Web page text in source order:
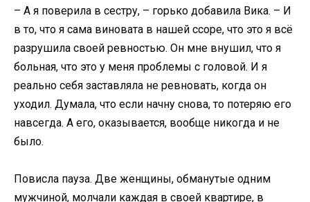
– А я поверила в сестру, – горько добавила Вика. – И
в то, что я сама виновата в нашей ссоре, что это я всё
разрушила своей ревностью. Он мне внушил, что я
больная, что это у меня проблемы с головой. И я
реально себя заставляла не ревновать, когда он
уходил. Думала, что если начну снова, то потеряю его
навсегда. А его, оказывается, вообще никогда и не
было.
Повисла пауза. Две женщины, обманутые одним
мужчиной, молчали каждая в своей квартире, в